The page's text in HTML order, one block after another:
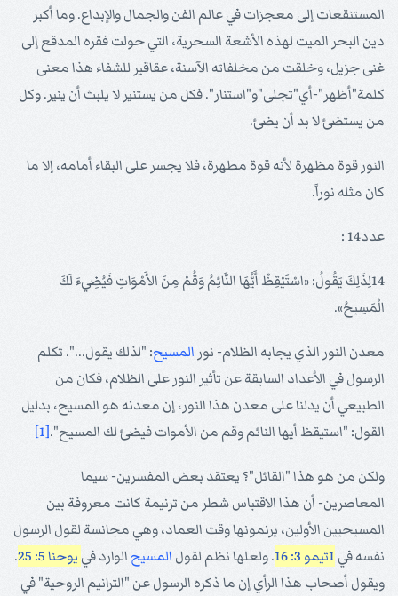
المستنقعات إلى معجزات في عالم الفن والجمال والإبداع. وما أكبر
دين البحر الميت لهذه الأشعة السحرية، التي حولت فقره المدقع إلى
غنى جزيل، وخلقت من مخلفاته الآسنة، عقاقير للشفاء هذا معنى
كلمة"أظهر"-أي"تجلى"و"استنار". فكل من يستنير لا يلبث أن ينير. وكل
من يستضئ لا بد أن يضئ.
النور قوة مظهرة لأنه قوة مطهرة، فلا يجسر على البقاء أمامه، إلا ما
كان مثله نوراً.
عدد14 :
14لِذَلِكَ يَقُولُ: «اسْتَيْقِظْ أَيُّهَا النَّائِمُ وَقُمْ مِنَ الأَمْوَاتِ فَيُضِيءَ لَكَ
الْمَسِيحُ».
معدن النور الذي يجابه الظلام- نور المسيح: "لذلك يقول...". تكلم
الرسول في الأعداد السابقة عن تأثير النور على الظلام، فكان من
الطبيعي أن يدلنا على معدن هذا النور، إن معدنه هو المسيح، بدليل
القول: "استيقظ أيها النائم وقم من الأموات فيضئ لك المسيح".[1]
ولكن من هو هذا "القائل"؟ يعتقد بعض المفسرين- سيما
المعاصرين- أن هذا الاقتباس شطر من ترنيمة كانت معروفة بين
المسيحيين الأولين، يرنمونها وقت العماد، وهي مجانسة لقول الرسول
نفسه في 1تيمو 3: 16 . ولعلها نظم لقول المسيح الوارد في يوحنا 5: 25
.
ويقول أصحاب هذا الرأي إن ما ذكره الرسول عن "الترانيم الروحية" في